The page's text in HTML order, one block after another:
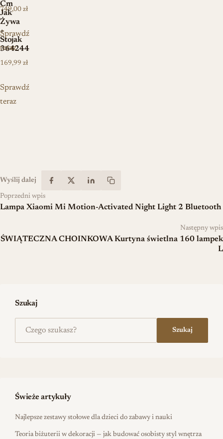
Cm
Jak
Żywa
+
Stojak
364244
169,99 zł
Sprawdź
teraz
749,00 zł
Sprawdź
teraz
Wyślij dalej
Poprzedni wpis
Lampa Xiaomi Mi Motion-Activated Night Light 2 Bluetooth
Następny wpis
ŚWIĄTECZNA CHOINKOWA Kurtyna świetlna 160 lampek
L
Szukaj
Szukaj
Świeże artykuły
Najlepsze zestawy stołowe dla dzieci do zabawy i nauki
Teoria biżuterii w dekoracji — jak budować osobisty styl wnętrza